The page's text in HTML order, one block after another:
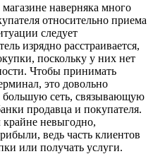
наверняка много
относительно приема
следует
изрядно расстраивается,
поскольку у них нет
Чтобы принимать
это довольно
большую сеть, связывающую
продавца и покупателя.
крайне невыгодно,
ведь часть клиентов
или получать услуги.